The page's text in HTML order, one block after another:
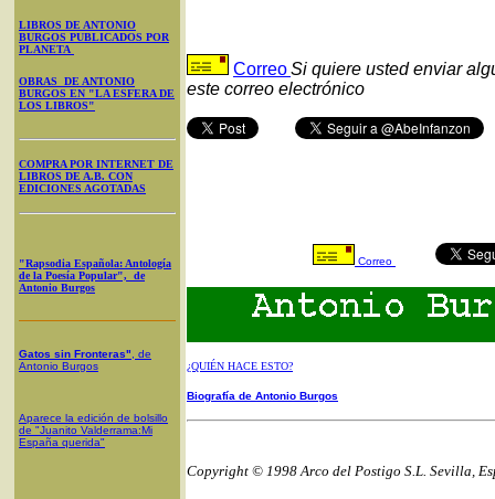
LIBROS DE ANTONIO
BURGOS PUBLICADOS POR
PLANETA
OBRAS DE ANTONIO
BURGOS EN "LA ESFERA DE
LOS LIBROS"
COMPRA POR INTERNET DE
LIBROS DE A.B. CON
EDICIONES AGOTADAS
"Rapsodia Española: Antología
de la Poesía Popular", de
Antonio Burgos
Gatos sin Fronteras" , de
Antonio Burgos
Aparece la edición de bolsillo
de "Juanito Valderrama:Mi
España querida"
CorreoSi quiere usted enviar
este correo electrónico
Correo
¿QUIÉN HACE ESTO?
Biografía de Antonio Burgos
Copyright © 1998 Arco del Postigo S.L. Sevilla,